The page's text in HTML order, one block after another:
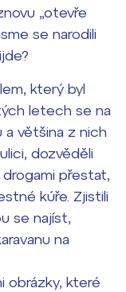
„otevře
se narodili
který byl
letech se na
a většina z nich
dozvěděli
drogami přestat,
kúře. Zjistili
se najíst,
na
obrázky, které